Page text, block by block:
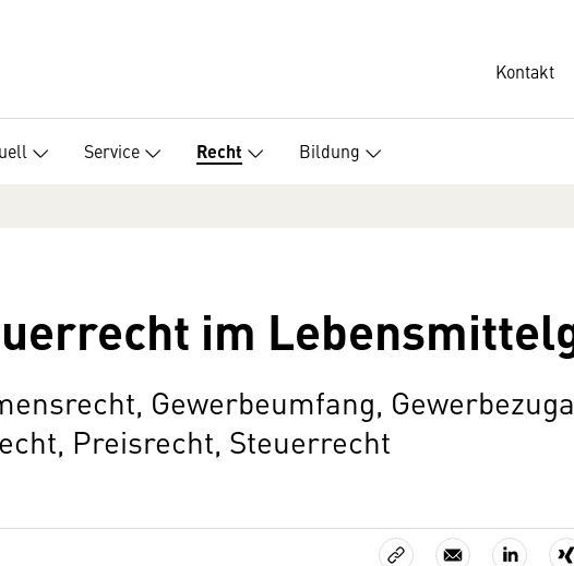
Kontakt
Service Recht Bildung
im
Gewerbeumfang,
Preisrecht, Steuerrecht